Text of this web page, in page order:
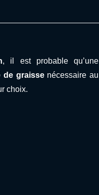
, il est probable qu’une
de graissenécessaire au
choix.